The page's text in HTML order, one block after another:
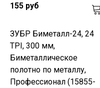
155 руб
ЗУБР Биметалл-24, 24
TPI, 300 мм,
Биметаллическое
полотно по металлу,
Профессионал (15855-